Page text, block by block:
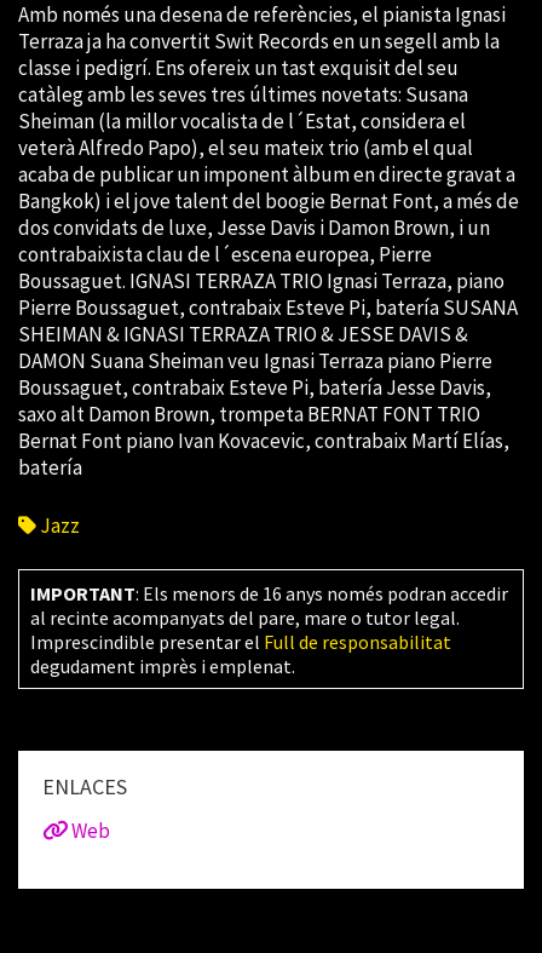
Amb només una desena de referències, el pianista Ignasi
Terraza ja ha convertit Swit Records en un segell amb la
classe i pedigrí. Ens ofereix un tast exquisit del seu
catàleg amb les seves tres últimes novetats: Susana
Sheiman (la millor vocalista de l´Estat, considera el
veterà Alfredo Papo), el seu mateix trio (amb el qual
acaba de publicar un imponent àlbum en directe gravat a
Bangkok) i el jove talent del boogie Bernat Font, a més de
dos convidats de luxe, Jesse Davis i Damon Brown, i un
contrabaixista clau de l´escena europea, Pierre
Boussaguet. IGNASI TERRAZA TRIO Ignasi Terraza, piano
Pierre Boussaguet, contrabaix Esteve Pi, batería SUSANA
SHEIMAN & IGNASI TERRAZA TRIO & JESSE DAVIS &
DAMON Suana Sheiman veu Ignasi Terraza piano Pierre
Boussaguet, contrabaix Esteve Pi, batería Jesse Davis,
saxo alt Damon Brown, trompeta BERNAT FONT TRIO
Bernat Font piano Ivan Kovacevic, contrabaix Martí Elías,
batería
Jazz
IMPORTANT: Els menors de 16 anys només podran accedir
al recinte acompanyats del pare, mare o tutor legal.
Imprescindible presentar el Full de responsabilitat
degudament imprès i emplenat.
ENLACES
Web